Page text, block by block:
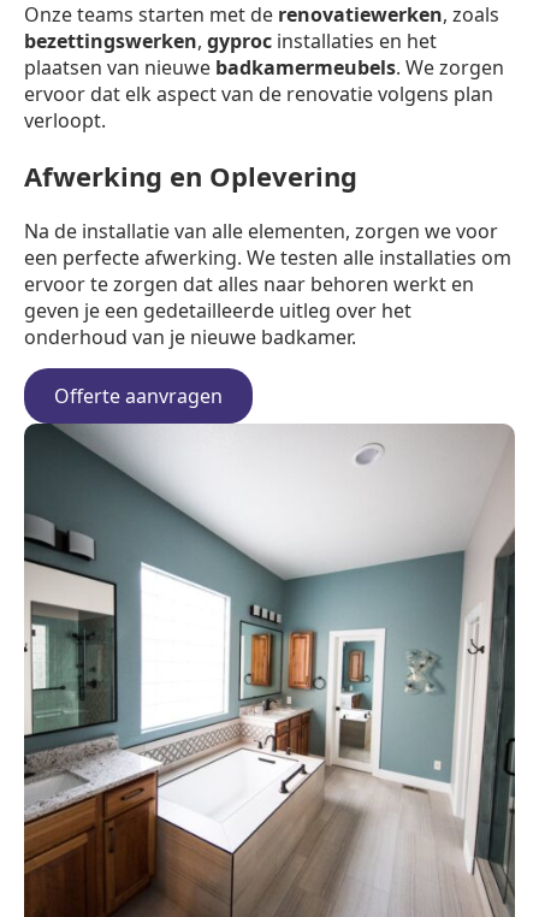
Onze teams starten met de renovatiewerken, zoals
bezettingswerken, gyproc installaties en het
plaatsen van nieuwe badkamermeubels. We zorgen
ervoor dat elk aspect van de renovatie volgens plan
verloopt.
Afwerking en Oplevering
Na de installatie van alle elementen, zorgen we voor
een perfecte afwerking. We testen alle installaties om
ervoor te zorgen dat alles naar behoren werkt en
geven je een gedetailleerde uitleg over het
onderhoud van je nieuwe badkamer.
Offerte aanvragen